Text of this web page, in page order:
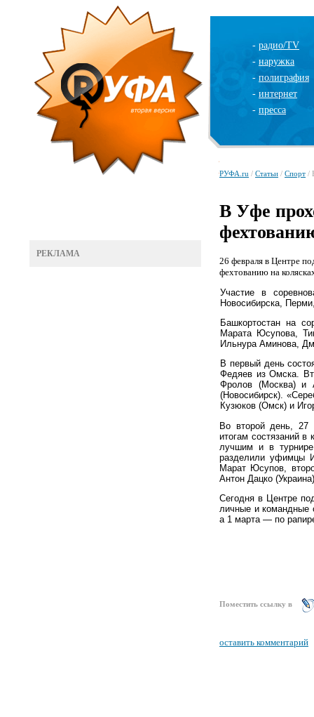
- радио/TV
- наружка
- полиграфия
- интернет
- пресса
РЕКЛАМА
РУФА.ru / Статьи / Спорт /
В Уфе
26 февраля в Центре
фехтованию на
Участие в
Новосибирска,
Башкортостан на
Марата Юсупова,
Ильнура Аминова,
В первый день
Федяев из Омска.
Фролов (Москва) и
(Новосибирск).
Кузюков (Омск) и
Во второй день, 27
итогам состязаний
лучшим и в
разделили уфимцы
Марат Юсупов,
Антон Дацко
Сегодня в Центре
личные и командные
а 1 марта — по
Поместить ссылку в
оставить комментарий